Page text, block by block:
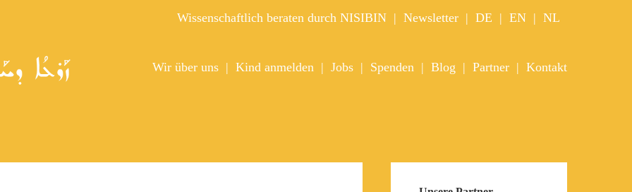
Wir über uns Kind anmelden Jobs Spenden Blog Partner Kontakt
Wissenschaftlich beraten durch NISIBIN Newsletter DE EN NL